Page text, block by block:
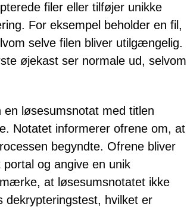
filer eller tilføjer unikke
For eksempel beholder en fil,
selve filen bliver utilgængelig.
øjekast ser normale ud, selvom
løsesumsnotat med titlen
Notatet informerer ofrene om, at
begyndte. Ofrene bliver
og angive en unik
at løsesumsnotatet ikke
dekrypteringstest, hvilket er